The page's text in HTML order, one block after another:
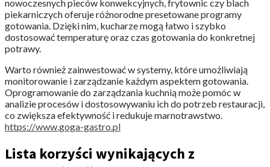
nowoczesnych pieców konwekcyjnych, frytownic czy blach
piekarniczych oferuje różnorodne presetowane programy
gotowania. Dzięki nim, kucharze mogą łatwo i szybko
dostosować temperaturę oraz czas gotowania do konkretnej
potrawy.
Warto również zainwestować w systemy, które umożliwiają
monitorowanie i zarządzanie każdym aspektem gotowania.
Oprogramowanie do zarządzania kuchnią może pomóc w
analizie procesów i dostosowywaniu ich do potrzeb restauracji,
co zwiększa efektywność i redukuje marnotrawstwo.
https://www.goga-gastro.pl
Lista korzyści wynikających z